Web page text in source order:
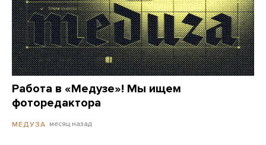
Работа в «Медузе»! Мы ищем
фоторедактора
МЕДУЗА месяц назад